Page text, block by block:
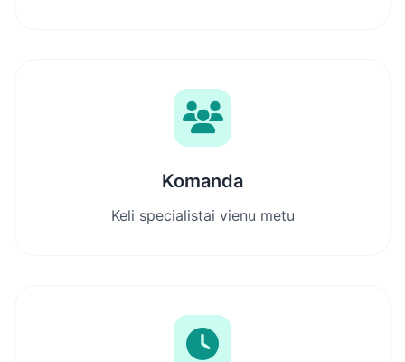
Komanda
Keli specialistai vienu metu